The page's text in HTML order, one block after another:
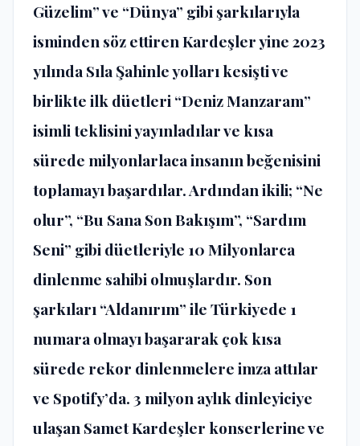
Güzelim” ve “Dünya” gibi şarkılarıyla
isminden söz ettiren Kardeşler yine 2023
yılında Sıla Şahinle yolları kesişti ve
birlikte ilk düetleri “Deniz Manzaram”
isimli teklisini yayınladılar ve kısa
sürede milyonlarlaca insanın beğenisini
toplamayı başardılar. Ardından ikili; “Ne
olur”, “Bu Sana Son Bakışım”, “Sardım
Seni” gibi düetleriyle 10 Milyonlarca
dinlenme sahibi olmuşlardır. Son
şarkıları “Aldanırım” ile Türkiyede 1
numara olmayı başararak çok kısa
sürede rekor dinlenmelere imza attılar
ve Spotify’da. 3 milyon aylık dinleyiciye
ulaşan Samet Kardeşler konserlerine ve